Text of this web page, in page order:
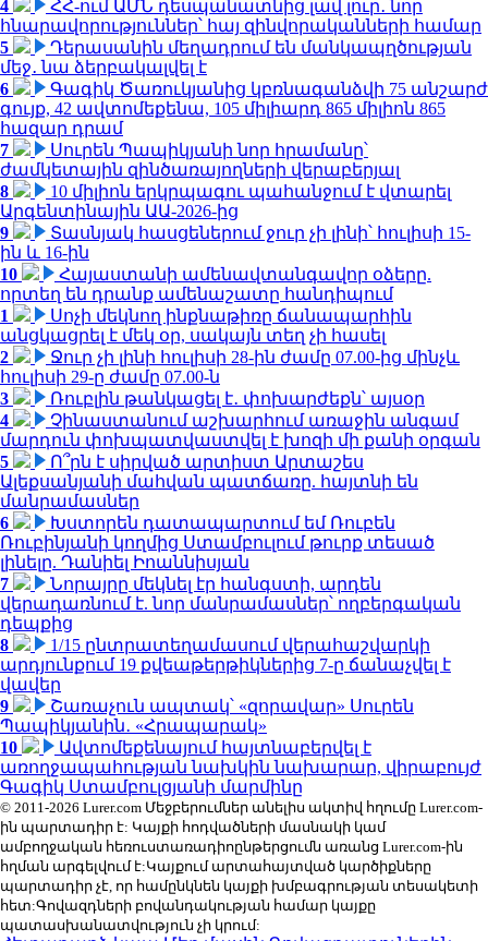
4
ՀՀ-ում ԱՄՆ դեսպանատնից լավ լուր․ նոր
հնարավորություններ՝ հայ զինվորականների համար
5
Դերասանին մեղադրում են մանկապղծության
մեջ․ նա ձերբակալվել է
6
Գագիկ Ծառուկյանից կբռնագանձվի 75 անշարժ
գույք, 42 ավտոմեքենա, 105 միլիարդ 865 միլիոն 865
հազար դրամ
7
Սուրեն Պապիկյանի նոր հրամանը՝
ժամկետային զինծառայողների վերաբերյալ
8
10 միլիոն երկրպագու պահանջում է վտարել
Արգենտինային ԱԱ-2026-ից
9
Տասնյակ հասցեներում ջուր չի լինի՝ հուլիսի 15-
ին և 16-ին
10
Հայաստանի ամենավտանգավոր օձերը.
որտեղ են դրանք ամենաշատը հանդիպում
1
Սոչի մեկնող ինքնաթիռը ճանապարհին
անցկացրել է մեկ օր, սակայն տեղ չի հասել
2
Ջուր չի լինի հուլիսի 28-ին ժամը 07.00-ից մինչև
հուլիսի 29-ը ժամը 07.00-ն
3
Ռուբլին թանկացել է․ փոխարժեքն՝ այսօր
4
Չինաստանում աշխարհում առաջին անգամ
մարդուն փոխպատվաստվել է խոզի մի քանի օրգան
5
Ո՞րն է սիրված արտիստ Արտաշես
Ալեքսանյանի մահվան պատճառը. հայտնի են
մանրամասներ
6
Խստորեն դատապարտում եմ Ռուբեն
Ռուբինյանի կողմից Ստամբուլում թուրք տեսած
լինելը. Դանիել Իոաննիսյան
7
Նորայրը մեկնել էր հանգստի, արդեն
վերադառնում է. նոր մանրամասներ՝ ողբերգական
դեպքից
8
1/15 ընտրատեղամասում վերահաշվարկի
արդյունքում 19 քվեաթերթիկներից 7-ը ճանաչվել է
վավեր
9
Շառաչուն ապտակ՝ «զորավար» Սուրեն
Պապիկյանին․ «Հրապարակ»
10
Ավտոմեքենայում հայտնաբերվել է
առողջապահության նախկին նախարար, վիրաբույժ
Գագիկ Ստամբուլցյանի մարմինը
© 2011-2026 Lurer.com Մեջբերումներ անելիս ակտիվ հղումը Lurer.com-
ին պարտադիր է: Կայքի հոդվածների մասնակի կամ
ամբողջական հեռուստառադիոընթերցումն առանց Lurer.com-ին
հղման արգելվում է:Կայքում արտահայտված կարծիքները
պարտադիր չէ, որ համընկնեն կայքի խմբագրության տեսակետի
հետ:Գովազդների բովանդակության համար կայքը
պատասխանատվություն չի կրում: